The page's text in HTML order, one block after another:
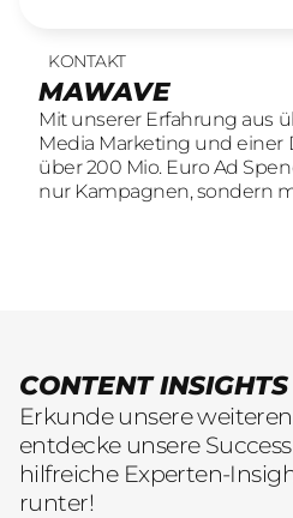
KONTAKT
MAWAVE
Mit unserer Erfahrung aus
Media Marketing und einer
über 200 Mio. Euro Ad
nur Kampagnen, sondern
UNSERE LEISTUNGEN
SOCIAL LEAD
Mit unserer Erfahrung aus
Media Marketing und einer
über 200 Mio. Euro Ad
nur Kampagnen, sondern
23 offene Stellen
KOMM INS TEAM
Wir sind auf der Suche
engagierten Menschen,
und LeidenschaftConsumer
übersetzen.
CONTENT INSIGHTS
Erkunde unsere
entdecke unsere
hilfreiche Experten-
runter!